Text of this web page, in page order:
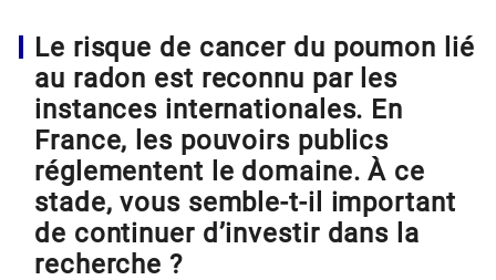
Le risque de cancer du poumon lié
au radon est reconnu par les
instances internationales. En
France, les pouvoirs publics
réglementent le domaine. À ce
stade, vous semble-t-il important
de continuer d’investir dans la
recherche ?